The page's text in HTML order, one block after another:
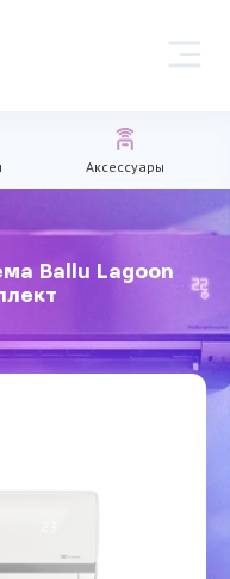
Аксессуары
Ballu Lagoon